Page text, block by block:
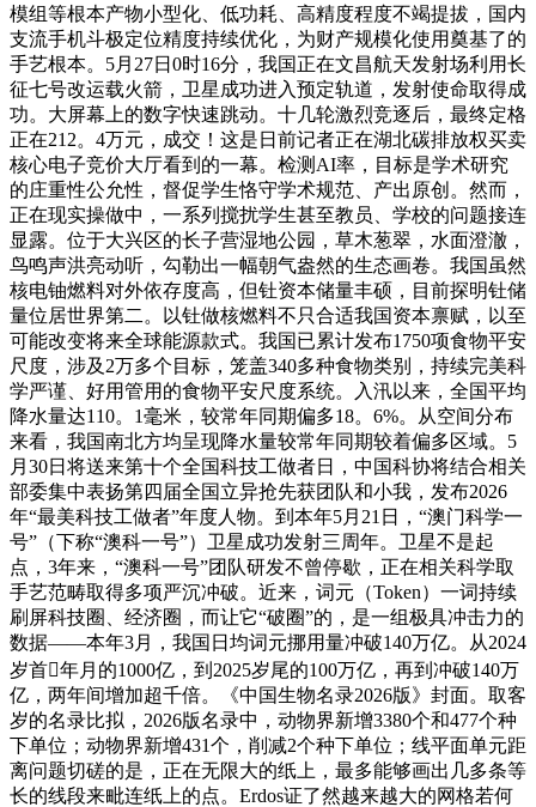
模组等根本产物小型化、低功耗、高精度程度不竭提拔，国内
支流手机斗极定位精度持续优化，为财产规模化使用奠基了的
手艺根本。5月27日0时16分，我国正在文昌航天发射场利用长
征七号改运载火箭，卫星成功进入预定轨道，发射使命取得成
功。大屏幕上的数字快速跳动。十几轮激烈竞逐后，最终定格
正在212。4万元，成交！这是日前记者正在湖北碳排放权买卖
核心电子竞价大厅看到的一幕。检测AI率，目标是学术研究
的庄重性公允性，督促学生恪守学术规范、产出原创。然而，
正在现实操做中，一系列搅扰学生甚至教员、学校的问题接连
显露。位于大兴区的长子营湿地公园，草木葱翠，水面澄澈，
鸟鸣声洪亮动听，勾勒出一幅朝气盎然的生态画卷。我国虽然
核电铀燃料对外依存度高，但钍资本储量丰硕，目前探明钍储
量位居世界第二。以钍做核燃料不只合适我国资本禀赋，以至
可能改变将来全球能源款式。我国已累计发布1750项食物平安
尺度，涉及2万多个目标，笼盖340多种食物类别，持续完美科
学严谨、好用管用的食物平安尺度系统。入汛以来，全国平均
降水量达110。1毫米，较常年同期偏多18。6%。从空间分布
来看，我国南北方均呈现降水量较常年同期较着偏多区域。5
月30日将送来第十个全国科技工做者日，中国科协将结合相关
部委集中表扬第四届全国立异抢先获团队和小我，发布2026
年“最美科技工做者”年度人物。到本年5月21日，“澳门科学一
号”（下称“澳科一号”）卫星成功发射三周年。卫星不是起
点，3年来，“澳科一号”团队研发不曾停歇，正在相关科学取
手艺范畴取得多项严沉冲破。近来，词元（Token）一词持续
刷屏科技圈、经济圈，而让它“破圈”的，是一组极具冲击力的
数据——本年3月，我国日均词元挪用量冲破140万亿。从2024
岁首年月的1000亿，到2025岁尾的100万亿，再到冲破140万
亿，两年间增加超千倍。《中国生物名录2026版》封面。取客
岁的名录比拟，2026版名录中，动物界新增3380个和477个种
下单位；动物界新增431个，削减2个种下单位；线平面单元距
离问题切磋的是，正在无限大的纸上，最多能够画出几多条等
长的线段来毗连纸上的点。Erdos证了然越来越大的网格若何